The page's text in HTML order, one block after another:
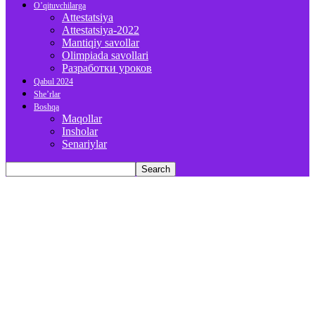
O’qituvchilarga
Attestatsiya
Attestatsiya-2022
Mantiqiy savollar
Olimpiada savollari
Разработки уроков
Qabul 2024
She’rlar
Boshqa
Maqollar
Insholar
Senariylar